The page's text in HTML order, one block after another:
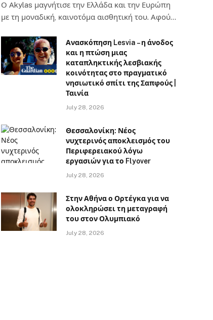
Ο Αkylas μαγνήτισε την Ελλάδα και την Ευρώπη
με τη μοναδική, καινοτόμα αισθητική του. Αφού…
Ανασκόπηση Lesvia – η άνοδος
και η πτώση μιας
καταπληκτικής λεσβιακής
κοινότητας στο πραγματικό
νησιωτικό σπίτι της Σαπφούς |
Ταινία
July 28, 2026
Θεσσαλονίκη: Νέος
νυχτερινός αποκλεισμός του
Περιφερειακού λόγω
εργασιών για το Flyover
July 28, 2026
Στην Αθήνα ο Ορτέγκα για να
ολοκληρώσει τη μεταγραφή
του στον Ολυμπιακό
July 28, 2026